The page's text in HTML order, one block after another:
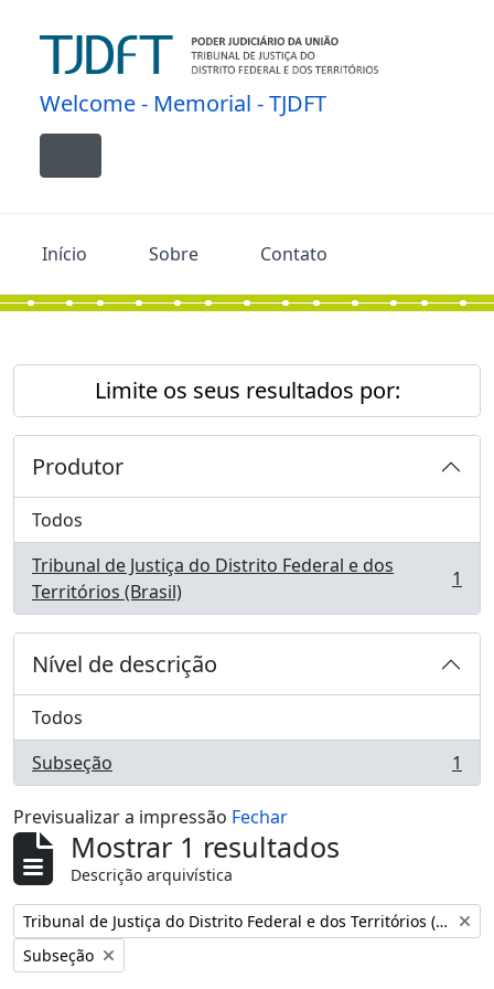
Welcome - Memorial - TJDFT
Toggle navigation
Início Sobre Contato
Limite os seus resultados por:
Produtor
Todos
Tribunal de Justiça do Distrito Federal e dos
Territórios (Brasil)
, 1 resultados 1
Nível de descrição
Todos
Subseção
, 1 resultados 1
Previsualizar a impressão Fechar
Mostrar 1 resultados
Descrição arquivística
Remover filtro:
Tribunal de Justiça do Distrito Federal e dos Territórios (Brasil)
Remover filtro:
Subseção